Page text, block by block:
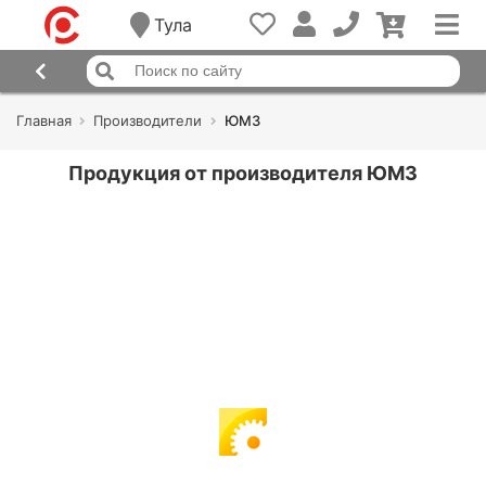
Тула
Главная Производители ЮМЗ
Продукция от производителя ЮМЗ